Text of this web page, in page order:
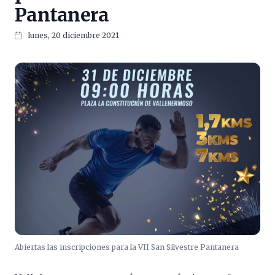
Pantanera
lunes, 20 diciembre 2021
Abiertas las inscripciones para la VII San Silvestre Pantanera